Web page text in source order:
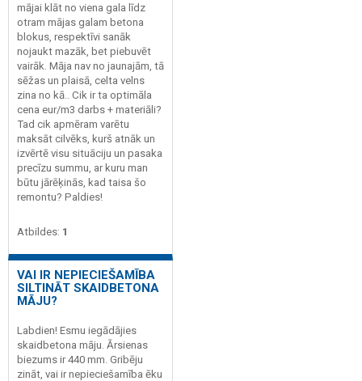
mājai klāt no viena gala līdz
otram mājas galam betona
blokus, respektīvi sanāk
nojaukt mazāk, bet piebuvēt
vairāk. Māja nav no jaunajām, tā
sēžas un plaisā, celta velns
zina no kā.. Cik ir ta optimāla
cena eur/m3 darbs + materiāli?
Tad cik apmēram varētu
maksāt cilvēks, kurš atnāk un
izvērtē visu situāciju un pasaka
precīzu summu, ar kuru man
būtu jārēķinās, kad taisa šo
remontu? Paldies!
Atbildes: 1
VAI IR NEPIECIEŠAMĪBA
SILTINĀT SKAIDBETONA
MĀJU?
Labdien! Esmu iegādājies
skaidbetona māju. Ārsienas
biezums ir 440 mm. Gribēju
zināt, vai ir nepieciešamība ēku